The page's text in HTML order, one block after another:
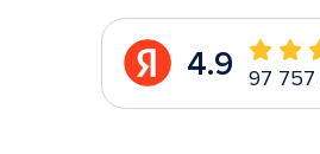
4.9 97 757